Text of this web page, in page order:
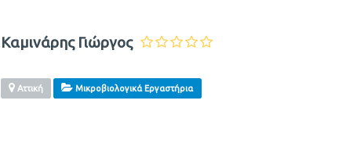
Καμινάρης Γιώργος
Αττική Μικροβιολογικά Εργαστήρια